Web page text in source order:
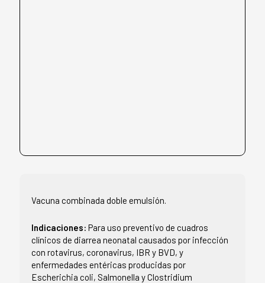
Vacuna combinada doble emulsión.
Indicaciones: Para uso preventivo de cuadros
clínicos de diarrea neonatal causados por infección
con rotavirus, coronavirus, IBR y BVD, y
enfermedades entéricas producidas por
Escherichia coli, Salmonella y Clostridium